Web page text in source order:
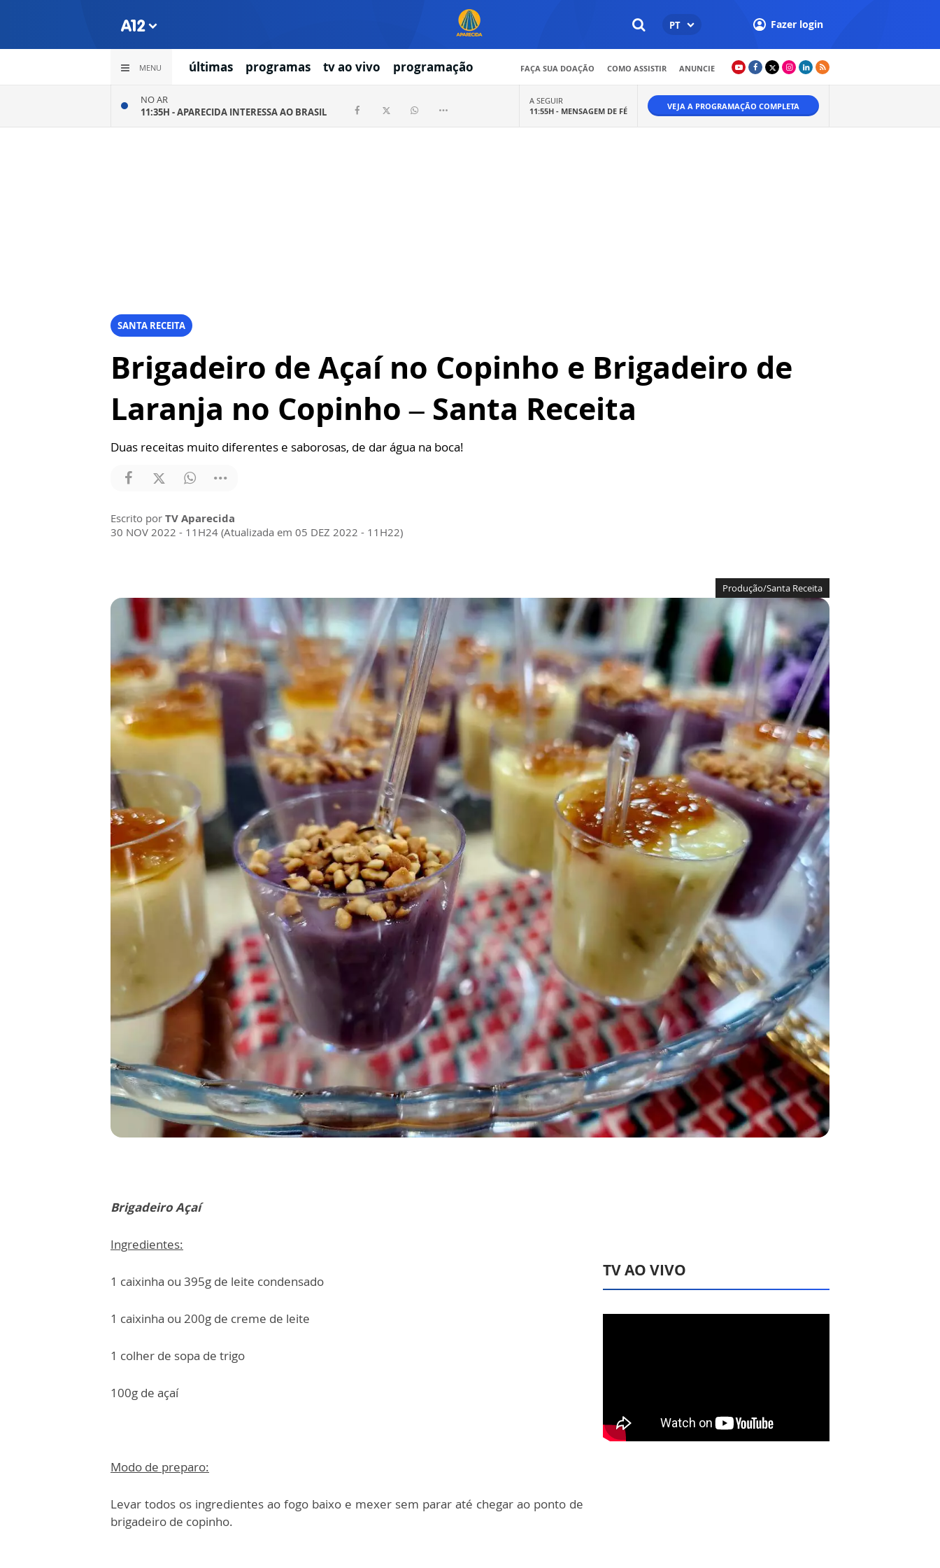
PT Fazer login
MENU últimas programas tv ao vivo programação FAÇA SUA DOAÇÃO COMO ASSISTIR ANUNCIE
NO AR
11:35H -APARECIDA INTERESSA AO BRASIL
A SEGUIR
11:55H - MENSAGEM DE FÉ VEJA A PROGRAMAÇÃO COMPLETA
SANTA RECEITA
Brigadeiro de Açaí no Copinho e Brigadeiro de
Laranja no Copinho – Santa Receita
Duas receitas muito diferentes e saborosas, de dar água na boca!
Escrito por TV Aparecida
30 NOV 2022 - 11H24 (Atualizada em 05 DEZ 2022 - 11H22)
Produção/Santa Receita
Brigadeiro Açaí
Ingredientes:
1 caixinha ou 395g de leite condensado
1 caixinha ou 200g de creme de leite
1 colher de sopa de trigo
100g de açaí
Modo de preparo:
Levar todos os ingredientes ao fogo baixo e mexer sem parar até chegar ao ponto de
brigadeiro de copinho.
TV AO VIVO